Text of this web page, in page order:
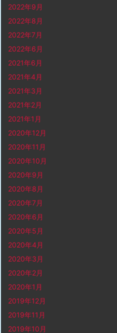
2022年9月
2022年8月
2022年7月
2022年6月
2021年6月
2021年4月
2021年3月
2021年2月
2021年1月
2020年12月
2020年11月
2020年10月
2020年9月
2020年8月
2020年7月
2020年6月
2020年5月
2020年4月
2020年3月
2020年2月
2020年1月
2019年12月
2019年11月
2019年10月